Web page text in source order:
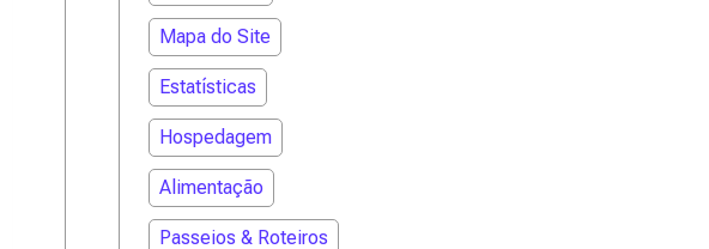
Mapa do Site
Estatísticas
Hospedagem
Alimentação
Passeios & Roteiros